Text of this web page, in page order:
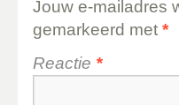
Jouw e-mailadres
gemarkeerd met *
Reactie *